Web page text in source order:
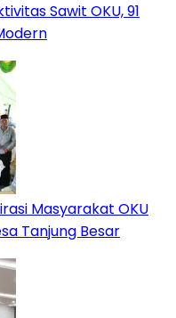
Sawit OKU, 91
Masyarakat OKU
Tanjung Besar